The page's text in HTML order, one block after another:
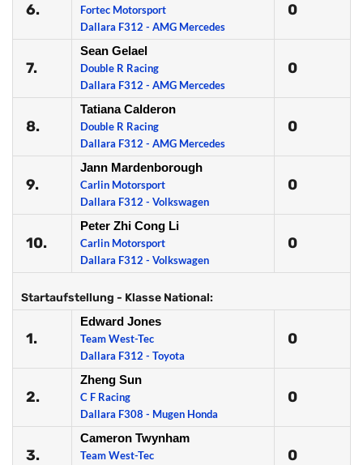
6.
Fortec Motorsport
Dallara F312 - AMG Mercedes
0
7.
Sean Gelael
Double R Racing
Dallara F312 - AMG Mercedes
0
8.
Tatiana Calderon
Double R Racing
Dallara F312 - AMG Mercedes
0
9.
Jann Mardenborough
Carlin Motorsport
Dallara F312 - Volkswagen
0
10.
Peter Zhi Cong Li
Carlin Motorsport
Dallara F312 - Volkswagen
0
Startaufstellung - Klasse National:
1.
Edward Jones
Team West-Tec
Dallara F312 - Toyota
0
2.
Zheng Sun
C F Racing
Dallara F308 - Mugen Honda
0
3.
Cameron Twynham
Team West-Tec
0